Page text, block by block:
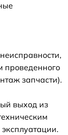
проведенного
запчасти).
выход из